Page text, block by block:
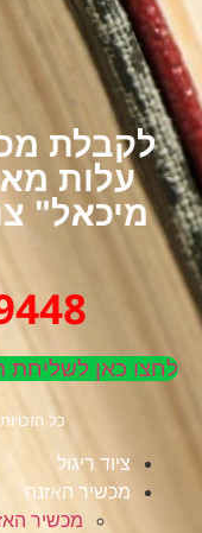
לקבלת
עלות
מיכאל"
📞
לחצו כאן לשליחת
כל
ציוד ריגול
מכשיר האזנה
מכשיר